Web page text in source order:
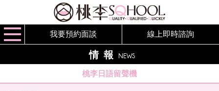
我要預約面談 線上即時諮詢
情報 NEWS
桃李日語留聲機